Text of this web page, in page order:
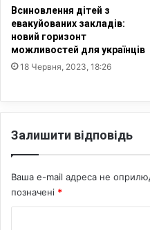
с
т
и
в
F
o
o
и
с
т
и
я
Всиновлення дітей з
евакуйованих закладів:
новий горизонт
можливостей для українців
18 Червня, 2023, 18:26
Залишити відповідь
Ваша e-mail адреса не
позначені *